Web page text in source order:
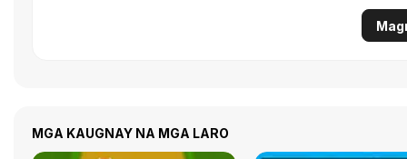
MGA KAUGNAY NA MGA LARO